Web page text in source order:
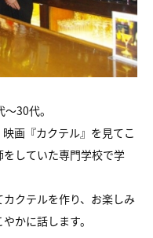
30代。
画『カクテル』を見てこ
していた専門学校で学
カクテルを作り、お楽しみ
かに話します。